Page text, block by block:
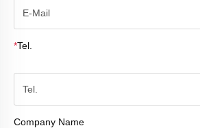
*Tel.
Company Name